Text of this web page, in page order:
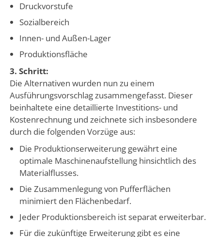
Druckvorstufe
Sozialbereich
Innen- und Außen-Lager
Produktionsfläche
3. Schritt:
Die Alternativen wurden nun zu einem
Ausführungsvorschlag zusammengefasst. Dieser
beinhaltete eine detaillierte Investitions- und
Kostenrechnung und zeichnete sich insbesondere
durch die folgenden Vorzüge aus:
Die Produktionserweiterung gewährt eine
optimale Maschinenaufstellung hinsichtlich des
Materialflusses.
Die Zusammenlegung von Pufferflächen
minimiert den Flächenbedarf.
Jeder Produktionsbereich ist separat erweiterbar.
Für die zukünftige Erweiterung gibt es eine